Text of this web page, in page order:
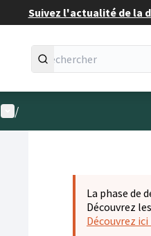
Suivez l'actualité de la
Menu utilisateur
/
La phase de
Découvrez
Découvrez